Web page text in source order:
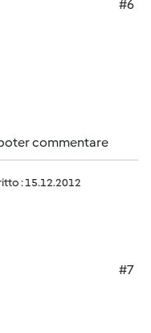
#6
commentare
: 15.12.2012
#7